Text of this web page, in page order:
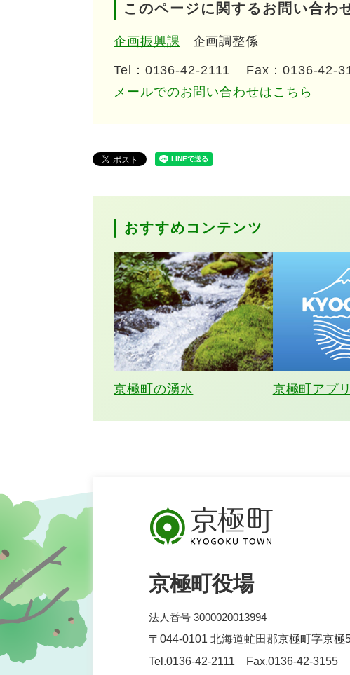
このページに関するお問い合わ
企画振興課 企画調整係
Tel：0136-42-2111
Fax：0136-42-
メールでのお問い合わせはこちら
おすすめコンテンツ
京極町の湧水 京極町アプリ
京極町役場
法人番号 3000020013994
〒044-0101 北海道虻田郡京極町字京極
Tel.0136-42-2111 Fax.0136-42-3155